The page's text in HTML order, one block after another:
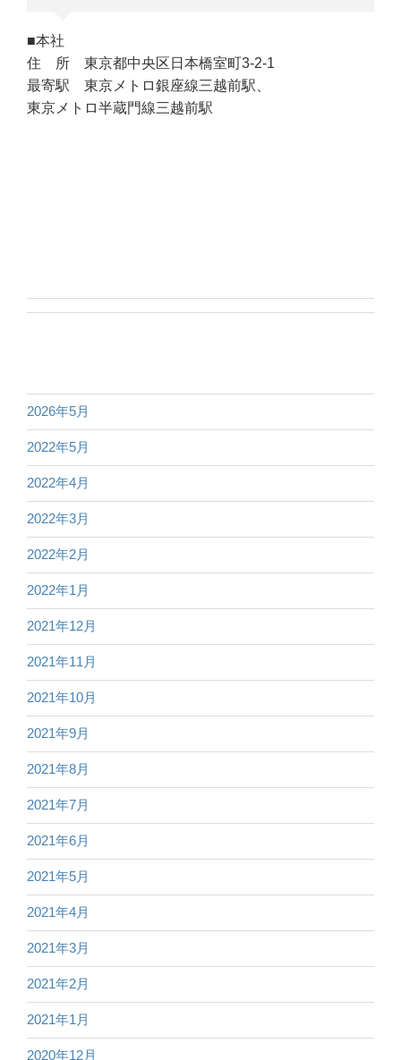
■本社
住 所 東京都中央区日本橋室町3-2-1
最寄駅 東京メトロ銀座線三越前駅、
東京メトロ半蔵門線三越前駅
2026年5月
2022年5月
2022年4月
2022年3月
2022年2月
2022年1月
2021年12月
2021年11月
2021年10月
2021年9月
2021年8月
2021年7月
2021年6月
2021年5月
2021年4月
2021年3月
2021年2月
2021年1月
2020年12月